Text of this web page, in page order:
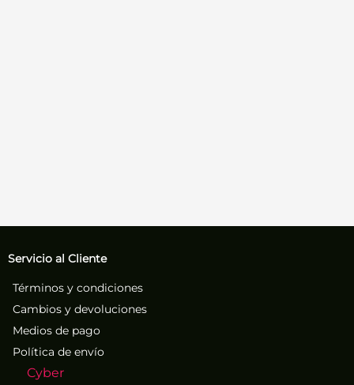
Servicio al Cliente
Términos y condiciones
Cambios y devoluciones
Medios de pago
Política de envío
Cyber